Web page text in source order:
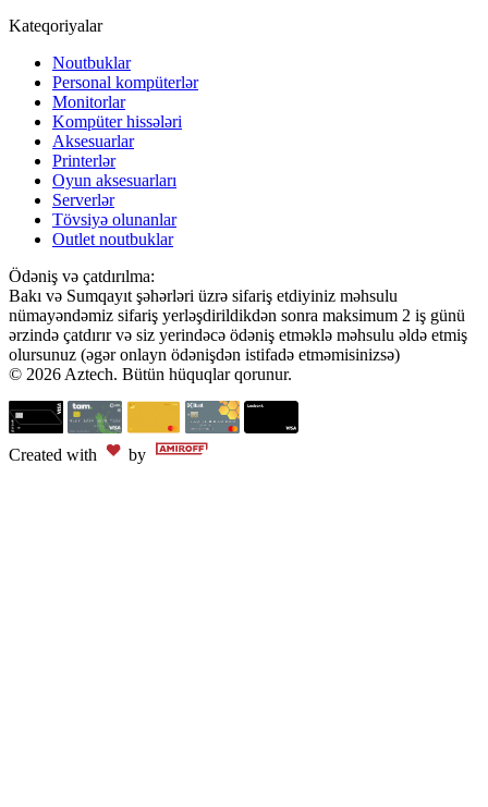
Kateqoriyalar
Noutbuklar
Personal kompüterlər
Monitorlar
Kompüter hissələri
Aksesuarlar
Printerlər
Oyun aksesuarları
Serverlər
Tövsiyə olunanlar
Outlet noutbuklar
Ödəniş və çatdırılma:
Bakı və Sumqayıt şəhərləri üzrə sifariş etdiyiniz məhsulu
nümayəndəmiz sifariş yerləşdirildikdən sonra maksimum 2 iş günü
ərzində çatdırır və siz yerindəcə ödəniş etməklə məhsulu əldə etmiş
olursunuz (əgər onlayn ödənişdən istifadə etməmisinizsə)
© 2026 Aztech. Bütün hüquqlar qorunur.
Created with by